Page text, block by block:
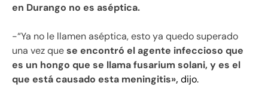
en Durango no es aséptica.
-“Ya no le llamen aséptica, esto ya quedo superado
una vez quese encontró el agente infeccioso que
es un hongo que se llama fusarium solani, y es el
que está causado esta meningitis», dijo.